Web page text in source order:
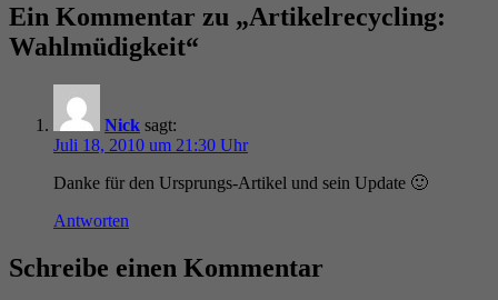
Ein Kommentar zu „Artikelrecycling:
Wahlmüdigkeit“
Nick sagt:
Juli 18, 2010 um 21:30 Uhr
Danke für den Ursprungs-Artikel und sein Update 🙂
Antworten
Schreibe einen Kommentar